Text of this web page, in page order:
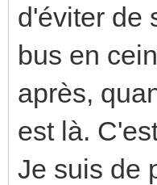
d'éviter de
bus en
après,
est là.
Je suis de